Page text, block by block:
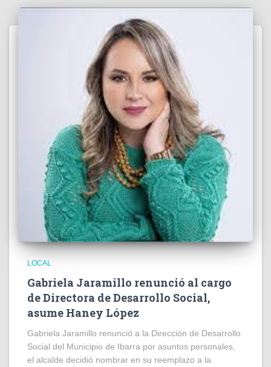
LOCAL
Gabriela Jaramillo renunció al cargo
de Directora de Desarrollo Social,
asume Haney López
Gabriela Jaramillo renunció a la Dirección de Desarrollo
Social del Municipio de Ibarra por asuntos personales,
el alcalde decidió nombrar en su reemplazo a la